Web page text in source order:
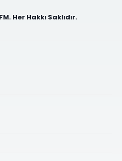
Her Hakkı Saklıdır.